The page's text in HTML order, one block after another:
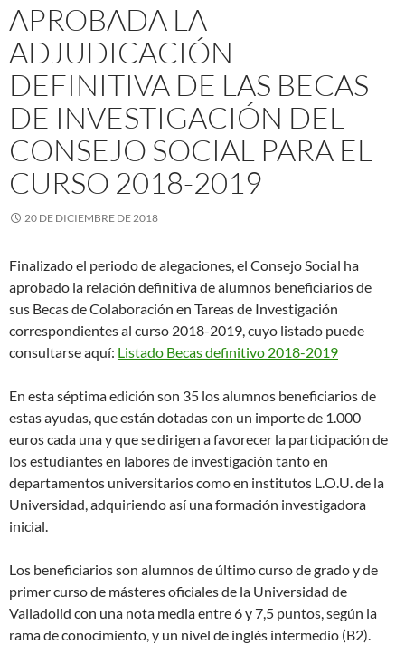
APROBADA LA
ADJUDICACIÓN
DEFINITIVA DE LAS BECAS
DE INVESTIGACIÓN DEL
CONSEJO SOCIAL PARA EL
CURSO 2018-2019
20 DE DICIEMBRE DE 2018
Finalizado el periodo de alegaciones, el Consejo Social ha
aprobado la relación definitiva de alumnos beneficiarios de
sus Becas de Colaboración en Tareas de Investigación
correspondientes al curso 2018-2019, cuyo listado puede
consultarse aquí: Listado Becas definitivo 2018-2019
En esta séptima edición son 35 los alumnos beneficiarios de
estas ayudas, que están dotadas con un importe de 1.000
euros cada una y que se dirigen a favorecer la participación de
los estudiantes en labores de investigación tanto en
departamentos universitarios como en institutos L.O.U. de la
Universidad, adquiriendo así una formación investigadora
inicial.
Los beneficiarios son alumnos de último curso de grado y de
primer curso de másteres oficiales de la Universidad de
Valladolid con una nota media entre 6 y 7,5 puntos, según la
rama de conocimiento, y un nivel de inglés intermedio (B2).